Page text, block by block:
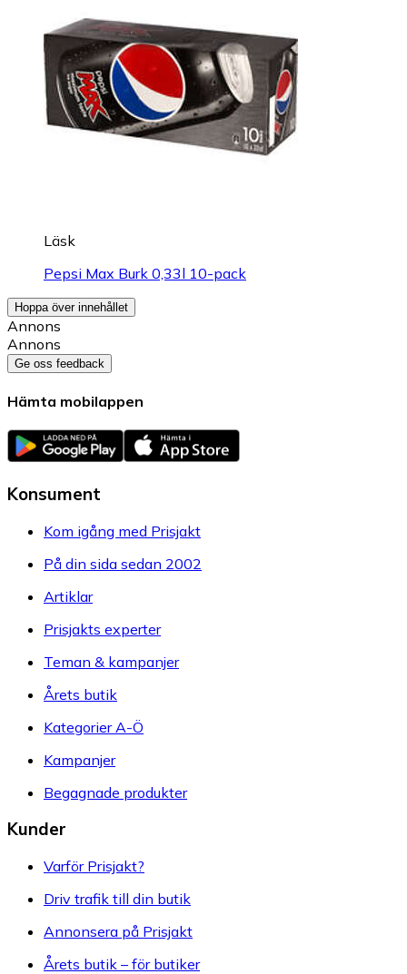
Läsk
Pepsi Max Burk 0,33l 10-pack
Hoppa över innehållet
Annons
Annons
Ge oss feedback
Hämta mobilappen
Konsument
Kom igång med Prisjakt
På din sida sedan 2002
Artiklar
Prisjakts experter
Teman & kampanjer
Årets butik
Kategorier A-Ö
Kampanjer
Begagnade produkter
Kunder
Varför Prisjakt?
Driv trafik till din butik
Annonsera på Prisjakt
Årets butik – för butiker